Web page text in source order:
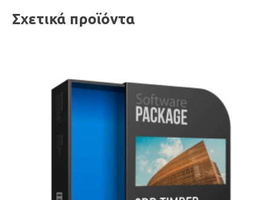
Σχετικά προϊόντα